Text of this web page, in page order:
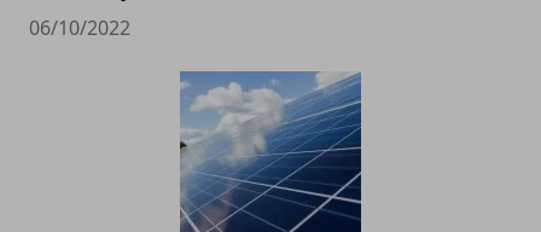
06/10/2022